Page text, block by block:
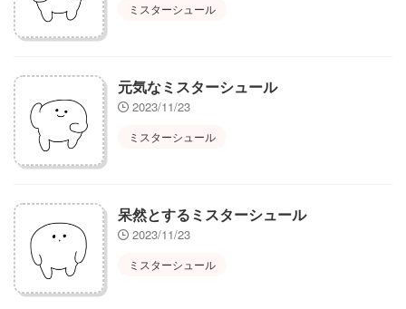
ミスターシュール
元気なミスターシュール
2023/11/23
ミスターシュール
呆然とするミスターシュール
2023/11/23
ミスターシュール